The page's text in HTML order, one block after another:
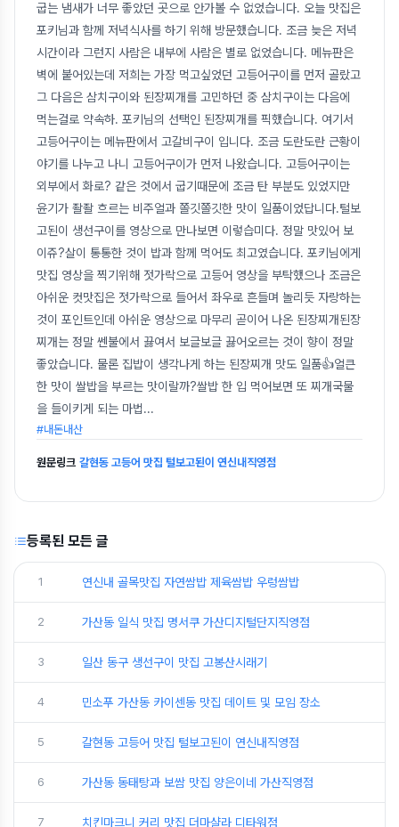
굽는 냄새가 너무 좋았던 곳으로 안가볼 수 없었습니다. 오늘 맛집은
포키님과 함께 저녁식사를 하기 위해 방문했습니다. 조금 늦은 저녁
시간이라 그런지 사람은 내부에 사람은 별로 없었습니다. 메뉴판은
벽에 붙어있는데 저희는 가장 먹고싶었던 고등어구이를 먼저 골랐고
그 다음은 삼치구이와 된장찌개를 고민하던 중 삼치구이는 다음에
먹는걸로 약속하. 포키님의 선택인 된장찌개를 픽했습니다. 여기서
고등어구이는 메뉴판에서 고갈비구이 입니다. 조금 도란도란 근황이
야기를 나누고 나니 고등어구이가 먼저 나왔습니다. 고등어구이는
외부에서 화로? 같은 것에서 굽기때문에 조금 탄 부분도 있었지만
윤기가 좔좔 흐르는 비주얼과 쫄깃쫄깃한 맛이 일품이었답니다.털보
고된이 생선구이를 영상으로 만나보면 이렇습미다. 정말 맛있어 보
이쥬?살이 통통한 것이 밥과 함께 먹어도 최고였습니다. 포키님에게
맛집 영상을 찍기위해 젓가락으로 고등어 영상을 부탁했으나 조금은
아쉬운 컷맛집은 젓가락으로 들어서 좌우로 흔들며 놀리듯 자랑하는
것이 포인트인데 아쉬운 영상으로 마무리 곧이어 나온 된장찌개된장
찌개는 정말 쎈불에서 끓여서 보글보글 끓어오르는 것이 향이 정말
좋았습니다. 물론 집밥이 생각나게 하는 된장찌개 맛도 일품👍얼큰
한 맛이 쌀밥을 부르는 맛이랄까?쌀밥 한 입 먹어보면 또 찌개국물
을 들이키게 되는 마법...
#내돈내산
원문링크 갈현동 고등어 맛집 털보고된이 연신내직영점
등록된 모든 글
1 연신내 골목맛집 자연쌈밥 제육쌈밥 우렁쌈밥
2 가산동 일식 맛집 명서쿠 가산디지털단지직영점
3 일산 동구 생선구이 맛집 고봉산시래기
4 민소푸 가산동 카이센동 맛집 데이트 및 모임 장소
5 갈현동 고등어 맛집 털보고된이 연신내직영점
6 가산동 동태탕과 보쌈 맛집 양은이네 가산직영점
7 치킨마크니 커리 맛집 더마샬라 디타워점